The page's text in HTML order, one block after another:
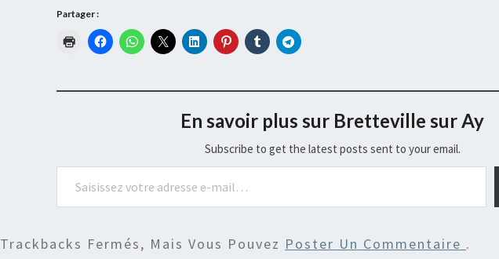
Partager :
En savoir plus sur Bretteville sur Ay
Subscribe to get the latest posts sent to your email.
Saisissez votre adresse e-mail…
Trackbacks Fermés, Mais Vous Pouvez Poster Un Commentaire .